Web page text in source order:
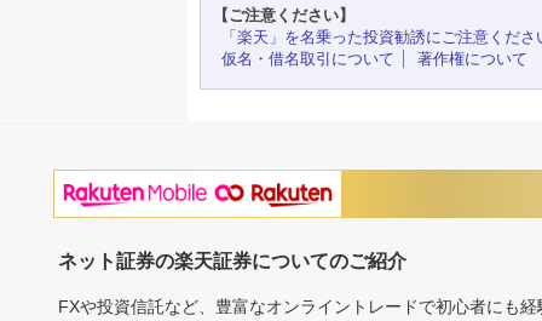
【ご注意ください】
「楽天」を名乗った投資勧誘にご注意くださ
仮名・借名取引について
著作権について
ネット証券の楽天証券についてのご紹介
FXや投資信託など、豊富なオンライントレードで初心者にも